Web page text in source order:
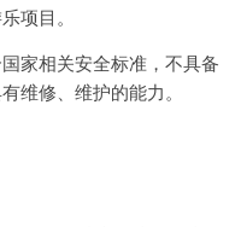
项目。
家相关安全标准，不具备
维修、维护的能力。